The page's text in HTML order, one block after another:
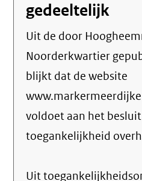
gedeeltelijk
Uit de door Hoogheemraadschap Hollands
Noorderkwartier
blijkt dat de website
voldoet aan het
toegankelijkheid
Uit